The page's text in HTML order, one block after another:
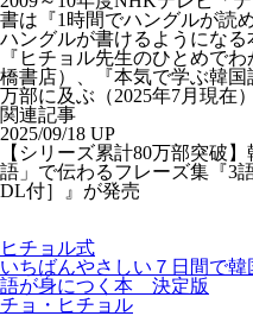
書は『1時間でハングルが読
ハングルが書けるようになる
『ヒチョル先生のひとめで
橋書店）、『本気で学ぶ韓
万部に及ぶ（2025年7月現在）
関連記事
2025/09/18 UP
【シリーズ累計80万部突破
語」で伝わるフレーズ集『3
DL付］』が発売
ヒチョル式
いちばんやさしい７日間で韓
語が身につく本 決定版
チョ・ヒチョル